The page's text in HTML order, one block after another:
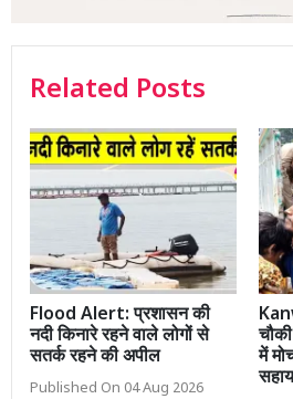
Related Posts
Flood Alert: प्रशासन की
नदी किनारे रहने वाले लोगों से
सतर्क रहने की अपील
Published On 04 Aug 2026
में